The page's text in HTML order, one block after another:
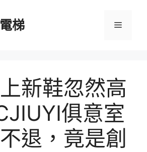
梯 選
新鞋忽然高
俱意室
退，竟是創